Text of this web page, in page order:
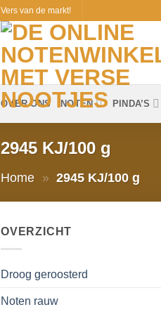
Vers van de markt!
OVER ONS NOTEN PINDA’S
2945 KJ/100 g
Home » 2945 KJ/100 g
OVERZICHT
Droog geroosterd
Noten rauw